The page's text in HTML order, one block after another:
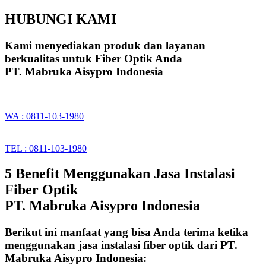
HUBUNGI KAMI
Kami menyediakan produk dan layanan
berkualitas untuk Fiber Optik Anda
PT. Mabruka Aisypro Indonesia
WA : 0811-103-1980
TEL : 0811-103-1980
5 Benefit Menggunakan Jasa Instalasi
Fiber Optik
PT. Mabruka Aisypro Indonesia
Berikut ini manfaat yang bisa Anda terima ketika
menggunakan jasa instalasi fiber optik dari PT.
Mabruka Aisypro Indonesia: